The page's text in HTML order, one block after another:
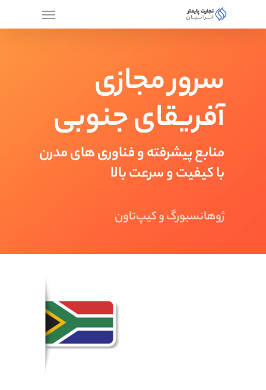
سرور مجازی
آفریقای جنوبی
منابع پیشرفته و فناوری های مدرن
با کیفیت و سرعت بالا
ژوهانسبورگ و کیپ‌تاون